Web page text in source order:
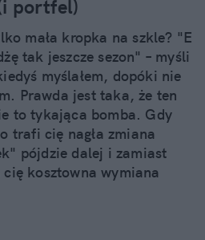
portfel)
mała kropka na szkle? "E
tak jeszcze sezon" – myśli
myślałem, dopóki nie
Prawda jest taka, że ten
to tykająca bomba. Gdy
trafi cię nagła zmiana
pójdzie dalej i zamiast
kosztowna wymiana
jak profesjonaliści radzą